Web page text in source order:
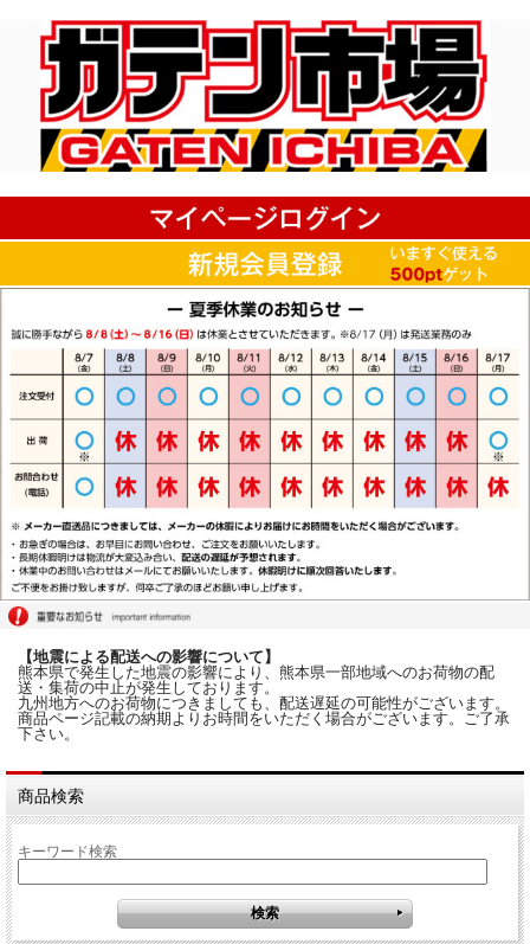
【地震による配送への影響について】
熊本県で発生した地震の影響により、熊本県一部地域へのお荷物の配
送・集荷の中止が発生しております。
九州地方へのお荷物につきましても、配送遅延の可能性がございます。
商品ページ記載の納期よりお時間をいただく場合がございます。ご了承
下さい。
商品検索
キーワード検索